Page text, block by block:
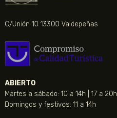
C/Unión 10 13300 Valdepeñas
ABIERTO
Martes a sábado: 10 a 14h | 17 a 20h
Domingos y festivos: 11 a 14h